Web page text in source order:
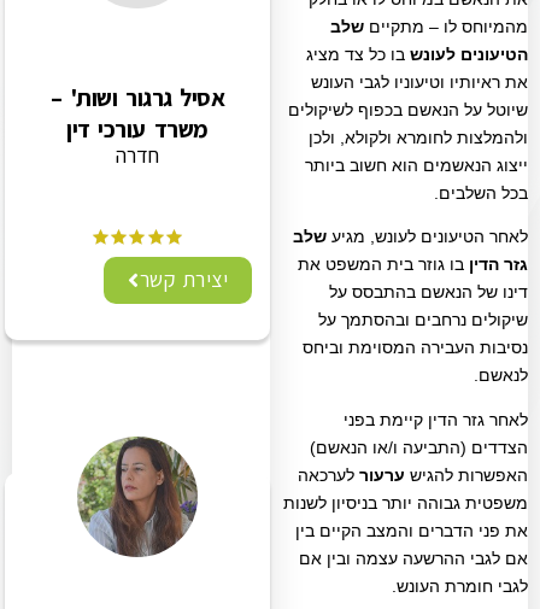
מהמיוחס לו – מתקייםשלב
הטיעונים לעונשבו כל צד מציג
את ראיותיו וטיעוניו לגבי העונש
שיוטל על הנאשם בכפוף לשיקולים
ולהמלצות לחומרא ולקולא, ולכן
ייצוג הנאשמים הוא חשוב ביותר
בכל השלבים.
לאחר הטיעונים לעונש, מגיעשלב
גזר הדיןבו גוזר בית המשפט את
דינו של הנאשם בהתבסס על
שיקולים נרחבים ובהסתמך על
נסיבות העבירה המסוימת וביחס
לנאשם.
לאחר גזר הדין קיימת בפני
הצדדים (התביעה ו/או הנאשם)
האפשרות להגישערעורלערכאה
משפטית גבוהה יותר בניסיון לשנות
את פני הדברים והמצב הקיים בין
אם לגבי ההרשעה עצמה ובין אם
לגבי חומרת העונש.
אסיל גרגור ושות' –
משרד עורכי דין
חדרה
יצירת קשר